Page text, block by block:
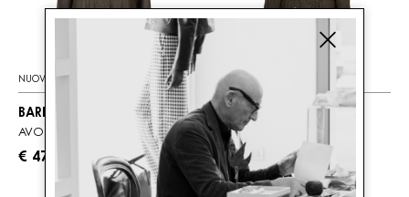
NUOVI ARRIVI
BARBOUR
AVON WAX
€ 475.00
NUOVI ARRIVI
BARBOUR
CLASSIC BEADNELL
€ 430.00